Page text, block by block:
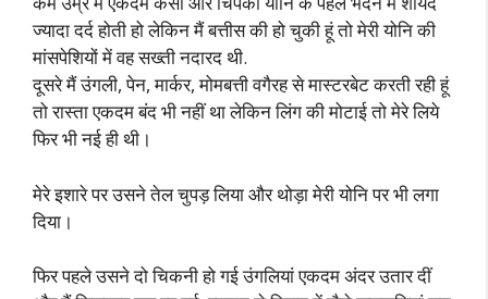
ज्यादा दर्द होती हो लेकिन मैं बत्तीस की हो चुकी हूं तो मेरी योनि की
मांसपेशियों में वह सख्ती नदारद थी.
दूसरे मैं उंगली, पेन, मार्कर, मोमबत्ती वगैरह से मास्टरबेट करती रही हूं
तो रास्ता एकदम बंद भी नहीं था लेकिन लिंग की मोटाई तो मेरे लिये
फिर भी नई ही थी।
मेरे इशारे पर उसने तेल चुपड़ लिया और थोड़ा मेरी योनि पर भी लगा
दिया।
फिर पहले उसने दो चिकनी हो गई उंगलियां एकदम अंदर उतार दीं